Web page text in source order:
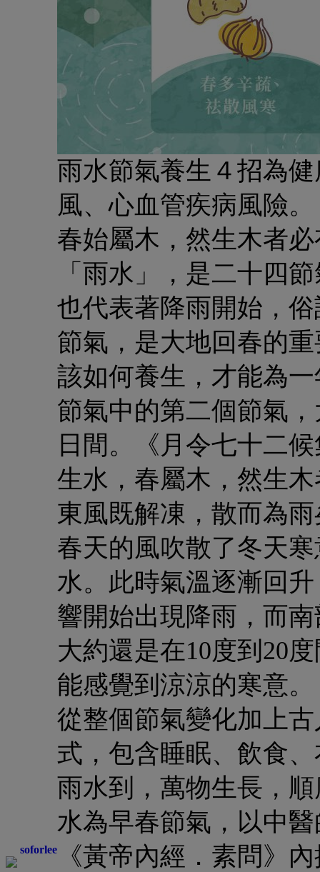
soforlee
雨水節氣養生４招為
風、心血管疾病風險。
春始屬木，然生木者
「雨水」，是二十四
也代表著降雨開始，
節氣，是大地回春的
該如何養生，才能為
節氣中的第二個節氣
日間。《月令七十二
生水，春屬木，然生
東風既解凍，散而為
春天的風吹散了冬天
水。此時氣溫逐漸回
響開始出現降雨，而
大約還是在10度到20
能感覺到涼涼的寒意。
從整個節氣變化加上
式，包含睡眠、飲食
雨水到，萬物生長，
水為早春節氣，以中
《黃帝內經．素問》